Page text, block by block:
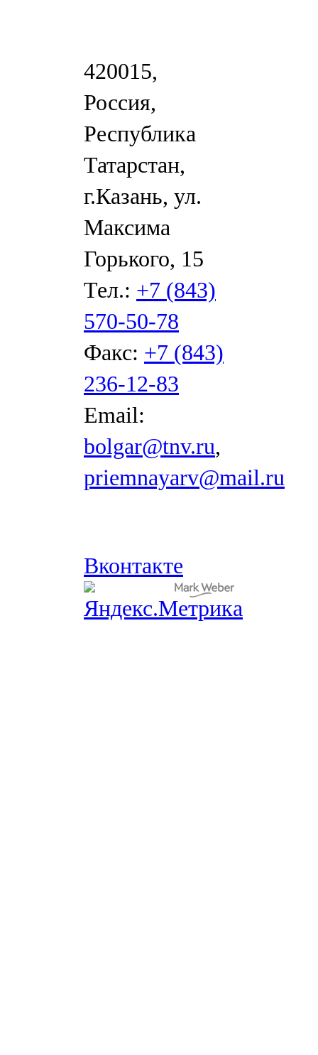
420015,
Россия,
Республика
Татарстан,
г.Казань, ул.
Максима
Горького, 15
Тел.: +7 (843)
570-50-78
Факс: +7 (843)
236-12-83
Email:
bolgar@tnv.ru,
priemnayarv@mail.ru
Вконтакте